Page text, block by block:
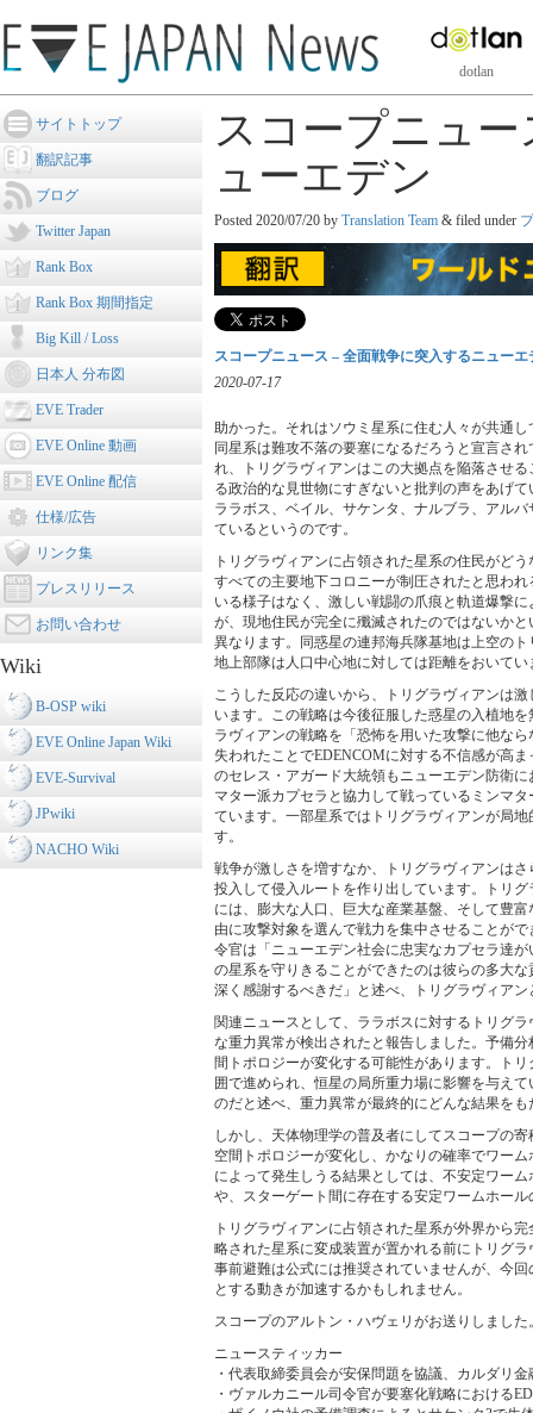
dotlan
サイトトップ
翻訳記事
ブログ
Twitter Japan
Rank Box
Rank Box 期間指定
Big Kill / Loss
日本人 分布図
EVE Trader
EVE Online 動画
EVE Online 配信
仕様/広告
リンク集
プレスリリース
お問い合わせ
Wiki
B-OSP wiki
EVE Online Japan Wiki
EVE-Survival
JPwiki
NACHO Wiki
スコープニュ
ューエデン
Posted 2020/07/20 by Translation Team & filed under
スコープニュース – 全面戦争に突入するニューエ
2020-07-17
助かった。それはソウミ星系に住む人々が共通
同星系は難攻不落の要塞になるだろうと宣言さ
れ、トリグラヴィアンはこの大拠点を陥落させ
る政治的な見世物にすぎないと批判の声をあげ
ララボス、ベイル、サケンタ、ナルブラ、アル
ているというのです。
トリグラヴィアンに占領された星系の住民がど
すべての主要地下コロニーが制圧されたと思わ
いる様子はなく、激しい戦闘の爪痕と軌道爆撃
が、現地住民が完全に殲滅されたのではないか
異なります。同惑星の連邦海兵隊基地は上空の
地上部隊は人口中心地に対しては距離をおいてい
こうした反応の違いから、トリグラヴィアンは
います。この戦略は今後征服した惑星の入植地
ラヴィアンの戦略を「恐怖を用いた攻撃に他な
失われたことでEDENCOMに対する不信感が高
のセレス・アガード大統領もニューエデン防衛
マター派カプセラと協力して戦っているミンマ
ています。一部星系ではトリグラヴィアンが局
す。
戦争が激しさを増すなか、トリグラヴィアンは
投入して侵入ルートを作り出しています。トリ
には、膨大な人口、巨大な産業基盤、そして豊
由に攻撃対象を選んで戦力を集中させることが
令官は「ニューエデン社会に忠実なカプセラ達
の星系を守りきることができたのは彼らの多大
深く感謝するべきだ」と述べ、トリグラヴィア
関連ニュースとして、ララボスに対するトリグ
な重力異常が検出されたと報告しました。予備
間トポロジーが変化する可能性があります。ト
囲で進められ、恒星の局所重力場に影響を与え
のだと述べ、重力異常が最終的にどんな結果を
しかし、天体物理学の普及者にしてスコープの
空間トポロジーが変化し、かなりの確率でワー
によって発生しうる結果としては、不安定ワー
や、スターゲート間に存在する安定ワームホー
トリグラヴィアンに占領された星系が外界から
略された星系に変成装置が置かれる前にトリグ
事前避難は公式には推奨されていませんが、今
とする動きが加速するかもしれません。
スコープのアルトン・ハヴェリがお送りしました
ニュースティッカー
・代表取締委員会が安保問題を協議、カルダリ
・ヴァルカニール司令官が要塞化戦略における